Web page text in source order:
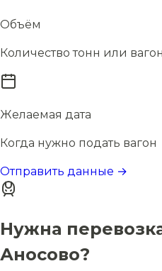
Объём
Количество тонн или
Желаемая дата
Когда нужно подать вагон
Отправить данные →
Нужна
Аносово?